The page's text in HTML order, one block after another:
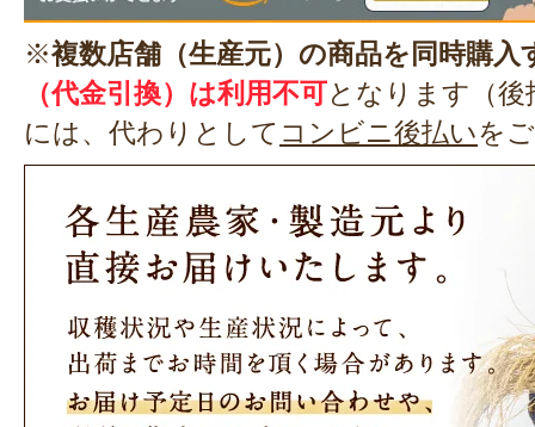
※複数店舗（生産元）の商品を同時購入
（代金引換）は利用不可となります（
には、代わりとして コンビニ後払いを